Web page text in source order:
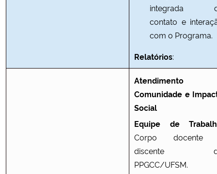
integrada
contato e
com o Programa.
Relatórios:
Atendimento
Comunidade e
Social
Equipe de
Corpo docente
discente
PPGCC/UFSM.